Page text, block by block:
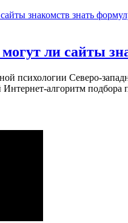
ли сайты
психологии Северо-
Интернет-алгоритм